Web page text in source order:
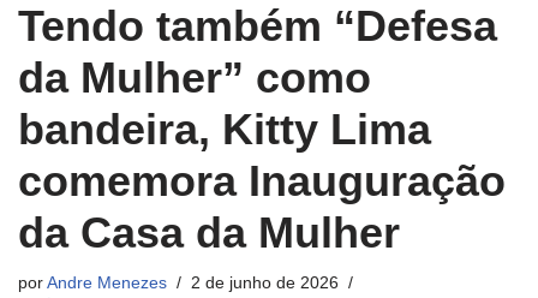
Tendo também “Defesa
da Mulher” como
bandeira, Kitty Lima
comemora Inauguração
da Casa da Mulher
por Andre Menezes
2 de junho de 2026